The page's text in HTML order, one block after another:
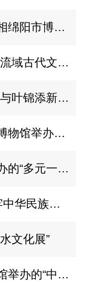
荆州博物馆159件/套珍贵文物亮相绵阳市博物馆“凤兮楚兮——荆楚文物菁华展”
我馆文物参展“江流万古——长江流域古代文明瑰宝展”
我馆文物参展“对视——湖湘文化与叶锦添新东方美学的时空重构”展
我馆文物参展武汉大学万林艺术博物馆举办的 “家国信史：长江中游简牍文物展”
我馆文物参展复旦大学博物馆举办的“多元一体：中华文明溯源”展
我馆文物参展 “融在楚天——铸牢中华民族共同体意识文物展”
文化展”
我馆文物参展香港故宫文化博物馆举办的“中华文明溯源”展